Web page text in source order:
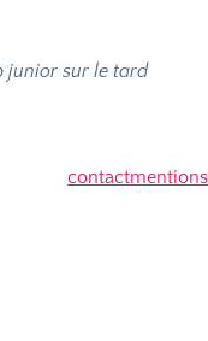
junior sur le tard
contactmentions